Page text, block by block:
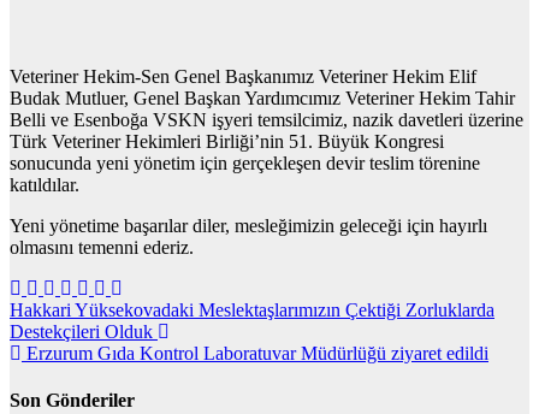
Veteriner Hekim-Sen Genel Başkanımız Veteriner Hekim Elif
Budak Mutluer, Genel Başkan Yardımcımız Veteriner Hekim Tahir
Belli ve Esenboğa VSKN işyeri temsilcimiz, nazik davetleri üzerine
Türk Veteriner Hekimleri Birliği’nin 51. Büyük Kongresi
sonucunda yeni yönetim için gerçekleşen devir teslim törenine
katıldılar.
Yeni yönetime başarılar diler, mesleğimizin geleceği için hayırlı
olmasını temenni ederiz.
Yazı
gezinmesi
Hakkari Yüksekovadaki Meslektaşlarımızın Çektiği Zorluklarda
Destekçileri Olduk
Erzurum Gıda Kontrol Laboratuvar Müdürlüğü ziyaret edildi
Son Gönderiler